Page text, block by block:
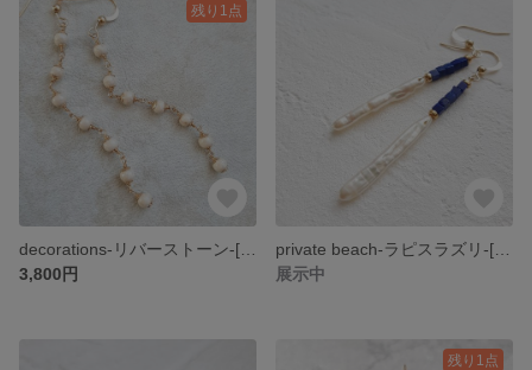
残り1点
3,800円
展示中
残り1点